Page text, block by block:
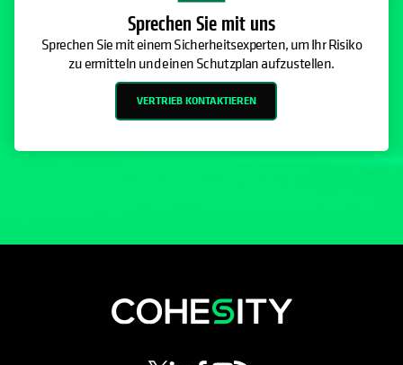
Sprechen Sie mit uns
Sprechen Sie mit einem Sicherheitsexperten, um Ihr Risiko
zu ermitteln und einen Schutzplan aufzustellen.
VERTRIEB KONTAKTIEREN
wird in einer neuen Registerkarte
wird in einer neuen Registerkarte
wird in einer neuen
wird in einer neuen
wird in einer neuen